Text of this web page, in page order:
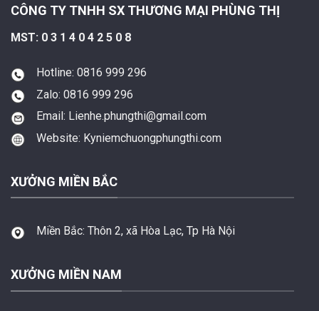
CÔNG TY TNHH SX THƯƠNG MẠI PHÙNG THỊ
MST: 0 3 1 4 0 4 2 5 0 8
Hotline: 0816 999 296
Zalo: 0816 999 296
Email: Lienhe.phungthi@gmail.com
Website: Kyniemchuongphungthi.com
XƯỞNG MIỀN BẮC
Miền Bắc: Thôn 2, xã Hòa Lạc, Tp Hà Nội
XƯỞNG MIỀN NAM